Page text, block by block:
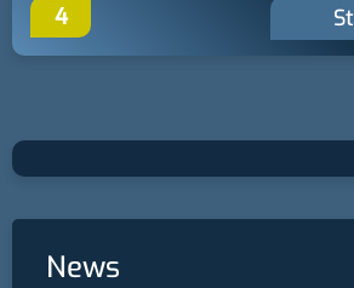
4
News